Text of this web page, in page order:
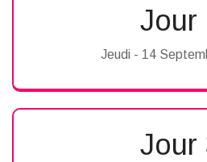
Jour
Jeudi - 14
Jour